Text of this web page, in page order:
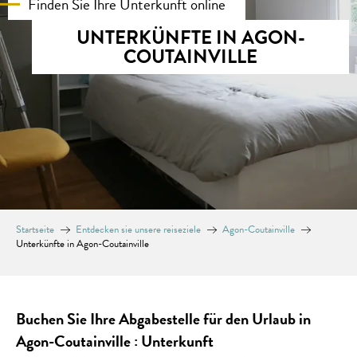
UNTERKÜNFTE IN AGON-
COUTAINVILLE
Startseite Entdecken sie unsere reiseziele
Agon-Coutainville
Unterkünfte in Agon-Coutainville
Buchen Sie Ihre Abgabestelle für den Urlaub in
Agon-Coutainville : Unterkunft